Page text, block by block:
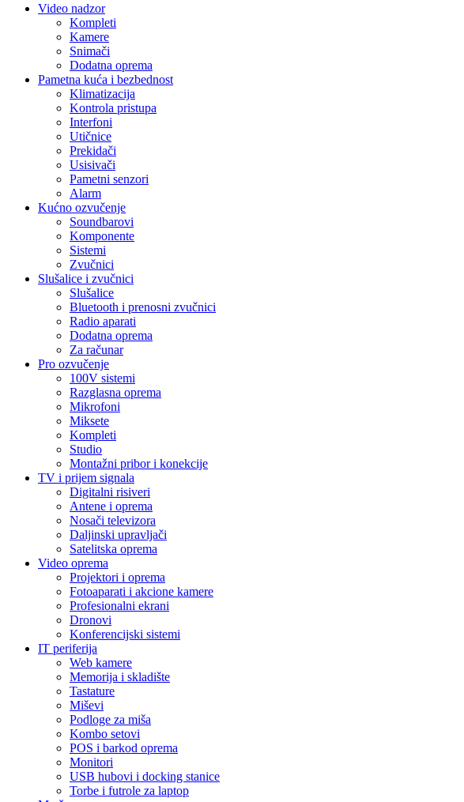
Video nadzor
Kompleti
Kamere
Snimači
Dodatna oprema
Pametna kuća i bezbednost
Klimatizacija
Kontrola pristupa
Interfoni
Utičnice
Prekidači
Usisivači
Pametni senzori
Alarm
Kućno ozvučenje
Soundbarovi
Komponente
Sistemi
Zvučnici
Slušalice i zvučnici
Slušalice
Bluetooth i prenosni zvučnici
Radio aparati
Dodatna oprema
Za računar
Pro ozvučenje
100V sistemi
Razglasna oprema
Mikrofoni
Miksete
Kompleti
Studio
Montažni pribor i konekcije
TV i prijem signala
Digitalni risiveri
Antene i oprema
Nosači televizora
Daljinski upravljači
Satelitska oprema
Video oprema
Projektori i oprema
Fotoaparati i akcione kamere
Profesionalni ekrani
Dronovi
Konferencijski sistemi
IT periferija
Web kamere
Memorija i skladište
Tastature
Miševi
Podloge za miša
Kombo setovi
POS i barkod oprema
Monitori
USB hubovi i docking stanice
Torbe i futrole za laptop